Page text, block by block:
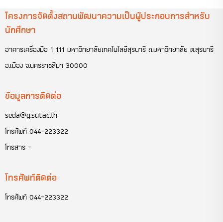
โครงการจัดตั้งสถานพัฒนาความเป็นผู้ประกอบการสำหรับ
นักศึกษา
อาคารเครื่องมือ 1 111 มหาวิทยาลัยเทคโนโลยีสุรนารี ถ.มหาวิทยาลัย ต.สุรนารี
อ.เมือง จ.นครราชสีมา 30000
ข้อมูลการติดต่อ
seda@g.sut.ac.th
โทรศัพท์ 044-223322
โทรสาร -
โทรศัพท์ติดต่อ
โทรศัพท์ 044-223322